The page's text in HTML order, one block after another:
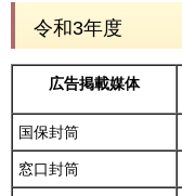
令和3年度
広告掲載媒体
国保封筒
窓口封筒